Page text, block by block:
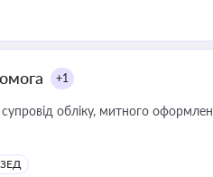
+1
обліку, митного